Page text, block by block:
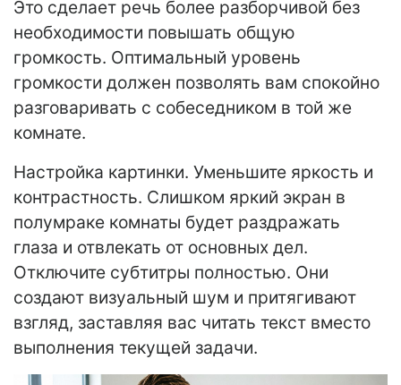
Это сделает речь более разборчивой без
необходимости повышать общую
громкость. Оптимальный уровень
громкости должен позволять вам спокойно
разговаривать с собеседником в той же
комнате.
Настройка картинки. Уменьшите яркость и
контрастность. Слишком яркий экран в
полумраке комнаты будет раздражать
глаза и отвлекать от основных дел.
Отключите субтитры полностью. Они
создают визуальный шум и притягивают
взгляд, заставляя вас читать текст вместо
выполнения текущей задачи.